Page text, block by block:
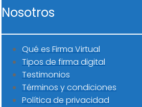
Nosotros
Qué es Firma Virtual
Tipos de firma digital
Testimonios
Términos y condiciones
Política de privacidad